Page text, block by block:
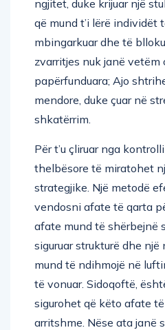
ngjitet, duke krijuar një
që mund t’i lërë individët
mbingarkuar dhe të
zvarritjes nuk janë
papërfunduara; Ajo
mendore, duke çuar në
shkatërrim.
Për t’u çliruar nga
thelbësore të miratohet
strategjike. Një metodë
vendosni afate të qarta
afate mund të shërbejnë
siguruar strukturë dhe një
mund të ndihmojë në
të vonuar. Sidoqoftë,
sigurohet që këto afate
arritshme. Nëse ata janë